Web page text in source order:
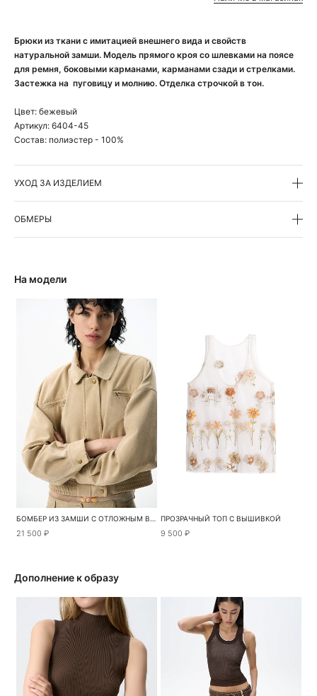
Брюки из ткани с имитацией внешнего вида и свойств
натуральной замши. Модель прямого кроя со шлевками на поясе
для ремня, боковыми карманами, карманами сзади и стрелками.
Застежка на пуговицу и молнию. Отделка строчкой в тон.
Цвет: бежевый
Артикул: 6404-45
Состав: полиэстер - 100%
УХОД ЗА ИЗДЕЛИЕМ
ОБМЕРЫ
На модели
21 500 ₽
ПРОЗРАЧНЫЙ ТОП С ВЫШИВКОЙ
9 500 ₽
Дополнение к образу